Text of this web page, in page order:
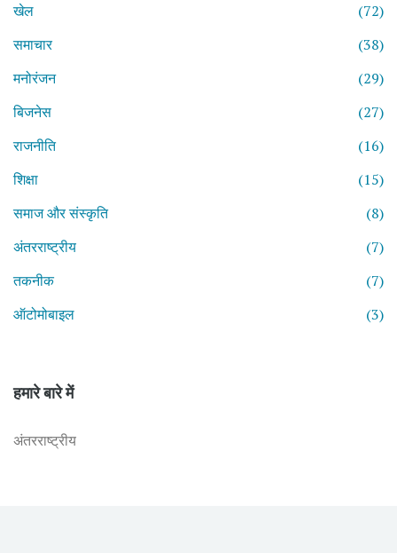
खेल
(72)
समाचार
(38)
मनोरंजन
(29)
बिजनेस
(27)
राजनीति
(16)
शिक्षा
(15)
समाज और संस्कृति
(8)
अंतरराष्ट्रीय
(7)
तकनीक
(7)
ऑटोमोबाइल
(3)
हमारे बारे में
अंतरराष्ट्रीय